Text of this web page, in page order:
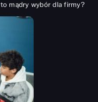
mądry wybór dla firmy?